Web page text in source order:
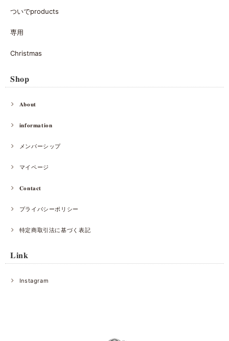
ついでproducts
専用
Christmas
𝐒𝐡𝐨𝐩
𝐀𝐛𝐨𝐮𝐭
𝐢𝐧𝐟𝐨𝐫𝐦𝐚𝐭𝐢𝐨𝐧
メンバーシップ
マイページ
𝐂𝐨𝐧𝐭𝐚𝐜𝐭
プライバシーポリシー
特定商取引法に基づく表記
𝐋𝐢𝐧𝐤
Instagram